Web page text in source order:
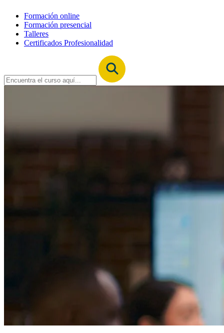
Formación online
Formación presencial
Talleres
Certificados Profesionalidad